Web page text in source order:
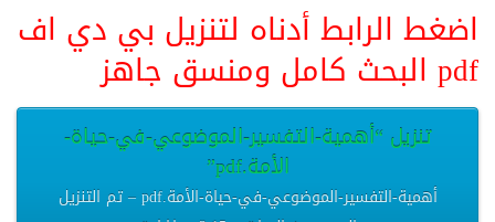
اضغط الرابط أدناه لتنزيل بي دي اف
pdf البحث كامل ومنسق جاهز
تنزيل “أهمية-التفسير-الموضوعي-في-حياة-
الأمة.pdf”
أهمية-التفسير-الموضوعي-في-حياة-الأمة.pdf – تم التنزيل